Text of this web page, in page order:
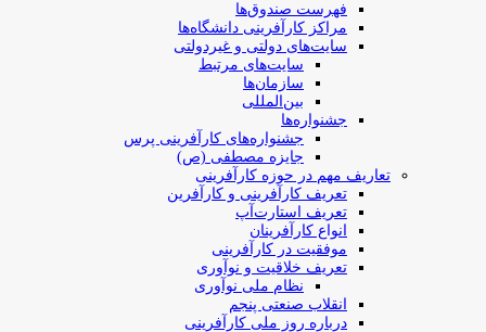
فهرست صندوق‌ها
مراکز کارآفرینی دانشگاه‌ها
سایت‌های دولتی و غیردولتی
سایت‌های مرتبط
سازمان‌ها
بین‌المللی
جشنواره‌ها
جشنواره‌های کارآفرینی‌ پرس
جایزه مصطفی (ص)
تعاریف مهم در حوزه کارآفرینی
تعریف کارآفرینی و کارآفرین
تعریف استارت‌آپ
انواع کارآفرینان
موفقیت در کارآفرینی
تعریف خلاقیت و نوآوری
نظام ملی نوآوری
انقلاب صنعتی پنجم
درباره روز ملی کارآفرینی